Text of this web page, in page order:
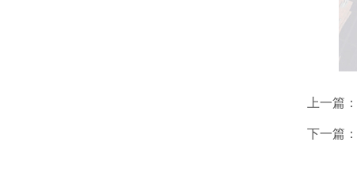
上一篇：
下一篇：